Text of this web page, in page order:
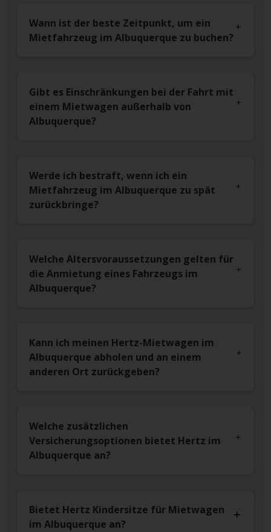
Wann ist der beste Zeitpunkt, um ein
Mietfahrzeug im Albuquerque zu buchen?
Gibt es Einschränkungen bei der Fahrt mit
einem Mietwagen außerhalb von
Albuquerque?
Werde ich bestraft, wenn ich ein
Mietfahrzeug im Albuquerque zu spät
zurückbringe?
Welche Altersvoraussetzungen gelten für
die Anmietung eines Fahrzeugs im
Albuquerque?
Kann ich meinen Hertz-Mietwagen im
Albuquerque abholen und an einem
anderen Ort zurückgeben?
Welche zusätzlichen
Versicherungsoptionen bietet Hertz im
Albuquerque an?
Bietet Hertz Kindersitze für Mietwagen
im Albuquerque an?